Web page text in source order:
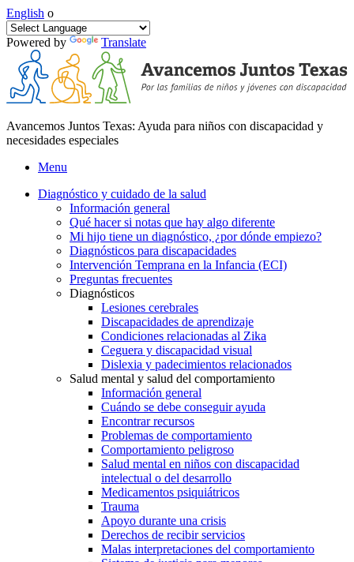
English o
Powered by Translate
Avancemos Juntos Texas: Ayuda para niños con discapacidad y
necesidades especiales
Menu
Diagnóstico y cuidado de la salud
Información general
Qué hacer si notas que hay algo diferente
Mi hijo tiene un diagnóstico, ¿por dónde empiezo?
Diagnósticos para discapacidades
Intervención Temprana en la Infancia (ECI)
Preguntas frecuentes
Diagnósticos
Lesiones cerebrales
Discapacidades de aprendizaje
Condiciones relacionadas al Zika
Ceguera y discapacidad visual
Dislexia y padecimientos relacionados
Salud mental y salud del comportamiento
Información general
Cuándo se debe conseguir ayuda
Encontrar recursos
Problemas de comportamiento
Comportamiento peligroso
Salud mental en niños con discapacidad
intelectual o del desarrollo
Medicamentos psiquiátricos
Trauma
Apoyo durante una crisis
Derechos de recibir servicios
Malas interpretaciones del comportamiento